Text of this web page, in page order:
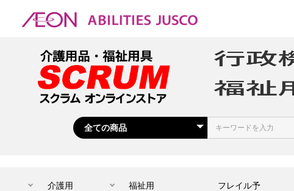
介護用
福祉用
フレイル予